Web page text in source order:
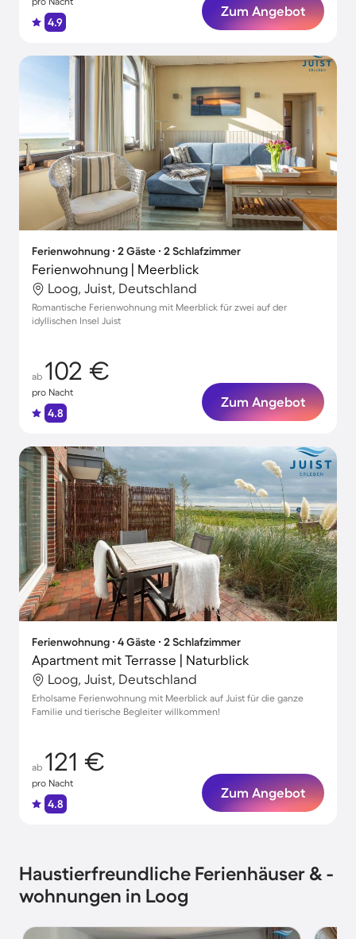
4.9
Zum Angebot
Ferienwohnung ∙ 2 Gäste ∙ 2 Schlafzimmer
Ferienwohnung | Meerblick
Loog, Juist, Deutschland
Romantische Ferienwohnung mit Meerblick für zwei auf der
idyllischen Insel Juist
ab 102 €
pro Nacht
4.8
Zum Angebot
Ferienwohnung ∙ 4 Gäste ∙ 2 Schlafzimmer
Apartment mit Terrasse | Naturblick
Loog, Juist, Deutschland
Erholsame Ferienwohnung mit Meerblick auf Juist für die ganze
Familie und tierische Begleiter willkommen!
ab 121 €
pro Nacht
4.8
Zum Angebot
Haustierfreundliche Ferienhäuser & -
wohnungen in Loog